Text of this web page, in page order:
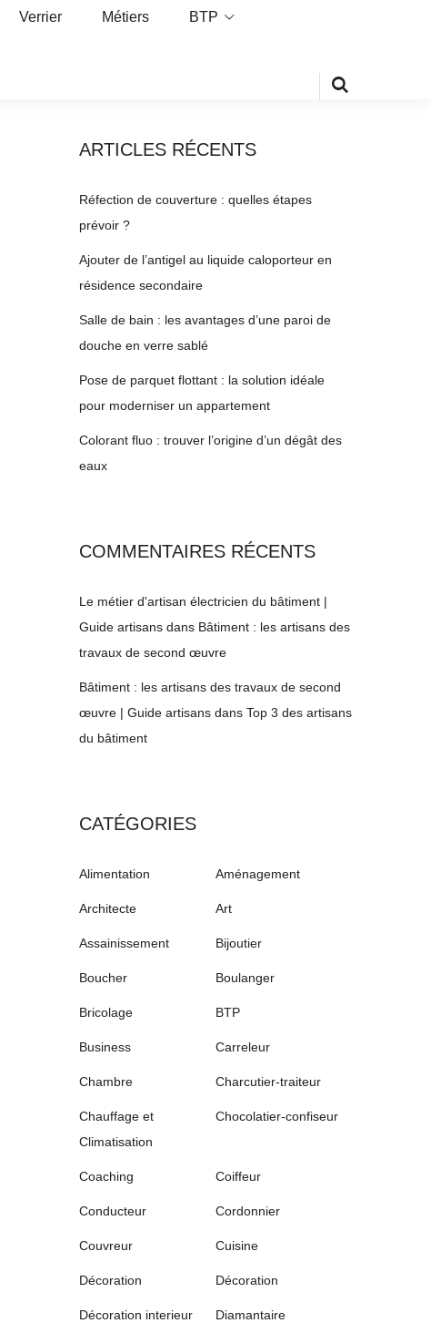
Verrier Métiers BTP
ARTICLES RÉCENTS
Réfection de couverture : quelles étapes
prévoir ?
Ajouter de l’antigel au liquide caloporteur en
résidence secondaire
Salle de bain : les avantages d’une paroi de
douche en verre sablé
Pose de parquet flottant : la solution idéale
pour moderniser un appartement
Colorant fluo : trouver l’origine d’un dégât des
eaux
COMMENTAIRES RÉCENTS
Le métier d'artisan électricien du bâtiment |
Guide artisans dans Bâtiment : les artisans des
travaux de second œuvre
Bâtiment : les artisans des travaux de second
œuvre | Guide artisans dans Top 3 des artisans
du bâtiment
CATÉGORIES
Alimentation Aménagement
Architecte Art
Assainissement Bijoutier
Boucher Boulanger
Bricolage BTP
Business Carreleur
Chambre Charcutier-traiteur
Chauffage et
Climatisation
Chocolatier-confiseur
Coaching Coiffeur
Conducteur Cordonnier
Couvreur Cuisine
Décoration Décoration
Décoration interieur Diamantaire